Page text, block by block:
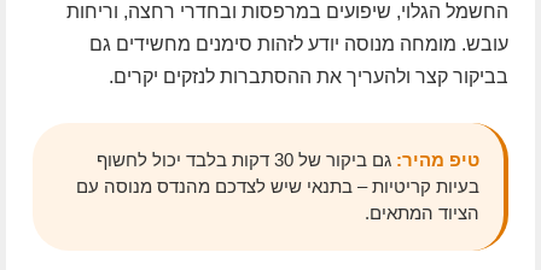
החשמל הגלוי, שיפועים במרפסות ובחדרי רחצה, וריחות
עובש. מומחה מנוסה יודע לזהות סימנים מחשידים גם
בביקור קצר ולהעריך את ההסתברות לנזקים יקרים.
טיפ מהיר:
גם ביקור של 30 דקות בלבד יכול לחשוף
בעיות קריטיות – בתנאי שיש לצדכם מהנדס מנוסה עם
הציוד המתאים.